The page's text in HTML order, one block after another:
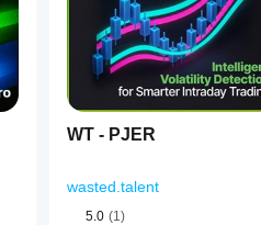
WT - PJER
wasted.talent
5.0 (1)